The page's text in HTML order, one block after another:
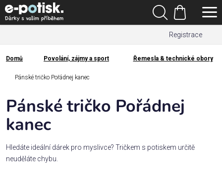
Přejít
na
obsah
Registrace
Hledat
Nákupní
košík
Kategorie
Dárek
pro
Rodina
/
Domů
Domů Povolání, zájmy a sport Řemesla & technické obory
Pánské tričko Pořádnej kanec
Pánské tričko Pořádnej
kanec
Hledáte ideální dárek pro myslivce? Tričkem s potiskem určitě
neuděláte chybu.